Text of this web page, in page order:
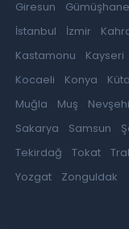
Giresun
Gümüşhane
İstanbul
İzmir
Kastamonu
Kayseri
Kocaeli
Konya
Muğla
Muş
Sakarya
Samsun
Tekirdağ
Tokat
Yozgat
Zonguldak